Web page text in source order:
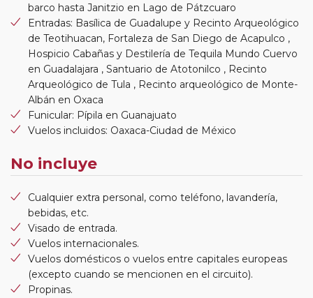
barco hasta Janitzio en Lago de Pátzcuaro
Entradas: Basílica de Guadalupe y Recinto Arqueológico
de Teotihuacan, Fortaleza de San Diego de Acapulco ,
Hospicio Cabañas y Destilería de Tequila Mundo Cuervo
en Guadalajara , Santuario de Atotonilco , Recinto
Arqueológico de Tula , Recinto arqueológico de Monte-
Albán en Oxaca
Funicular: Pípila en Guanajuato
Vuelos incluidos: Oaxaca-Ciudad de México
No incluye
Cualquier extra personal, como teléfono, lavandería,
bebidas, etc.
Visado de entrada.
Vuelos internacionales.
Vuelos domésticos o vuelos entre capitales europeas
(excepto cuando se mencionen en el circuito).
Propinas.